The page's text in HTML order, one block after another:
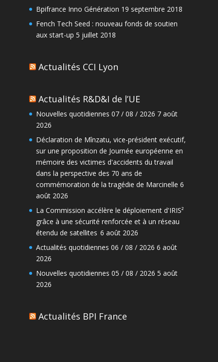
Bpifrance Inno Génération 19 septembre 2018
Fench Tech Seed : nouveau fonds de soutien
aux start-up 5 juillet 2018
Actualités CCI Lyon
Actualités R&D&I de l’UE
Nouvelles quotidiennes 07 / 08 / 2026 7 août
2026
Déclaration de Mînzatu, vice-président exécutif,
sur une proposition de Journée européenne en
mémoire des victimes d'accidents du travail
dans la perspective des 70 ans de
commémoration de la tragédie de Marcinelle 6
août 2026
La Commission accélère le déploiement d'IRIS²
grâce à une sécurité renforcée et à un réseau
étendu de satellites 6 août 2026
Actualités quotidiennes 06 / 08 / 2026 6 août
2026
Nouvelles quotidiennes 05 / 08 / 2026 5 août
2026
Actualités BPI France